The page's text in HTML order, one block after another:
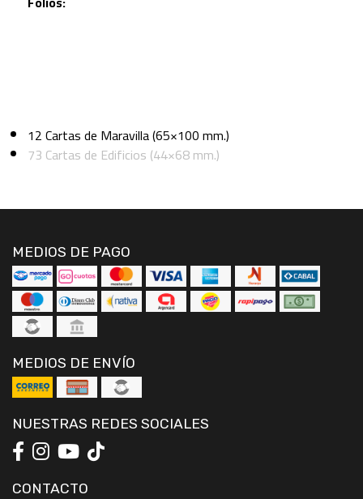
12 Cartas de Maravilla (65×100 mm.)
73 Cartas de Edificios (44×68 mm.)
MEDIOS DE PAGO
MEDIOS DE ENVÍO
NUESTRAS REDES SOCIALES
CONTACTO